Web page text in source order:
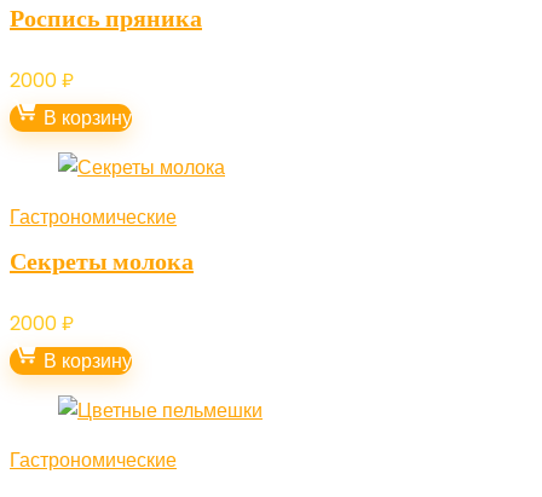
Роспись пряника
2000₽
В корзину
Гастрономические
Секреты молока
2000₽
В корзину
Гастрономические